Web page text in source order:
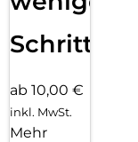
Schritten
ab 10,00 €
inkl. MwSt.
Mehr